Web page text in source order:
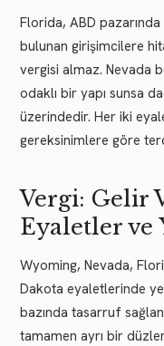
Florida, ABD
bulunan girişimcilere
vergisi almaz. Nevada
odaklı bir yapı sunsa da
üzerindedir. Her iki
gereksinimlere göre
Vergi: Gelir
Eyaletler ve
Wyoming, Nevada,
Dakota eyaletlerinde
bazında tasarruf
tamamen ayrı bir